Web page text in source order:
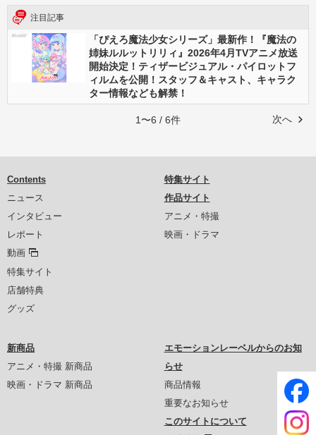
注目記事
「ぴえろ魔法少女シリーズ」最新作！『魔法の
姉妹ルルットリリィ』2026年4月TVアニメ放送
開始決定！ティザービジュアル・パイロットフ
ィルムを公開！スタッフ＆キャスト、キャラク
ター情報なども解禁！
次へ
1〜6 / 6件
Contents
ニュース
インタビュー
レポート
動画
特集サイト
店舗特典
グッズ
特集サイト
作品サイト
アニメ・特撮
映画・ドラマ
新商品
アニメ・特撮 新商品
映画・ドラマ 新商品
エモーションレーベルからのお知
らせ
商品情報
重要なお知らせ
このサイトについて